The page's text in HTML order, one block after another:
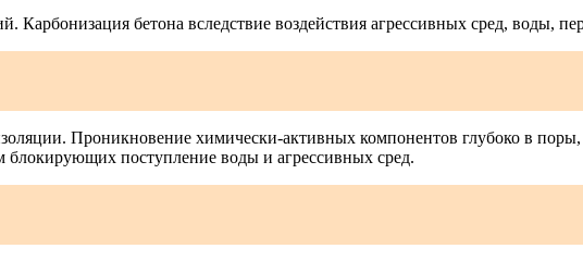
Карбонизация бетона вследствие воздействия агрессивных сред, воды,
Проникновение химически-активных компонентов глубоко в
блокирующих поступление воды и агрессивных сред.